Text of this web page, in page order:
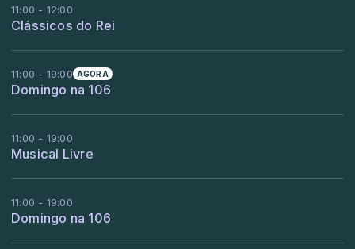
11:00 - 12:00
Clássicos do Rei
11:00 - 19:00 AGORA
Domingo na 106
11:00 - 19:00
Musical Livre
11:00 - 19:00
Domingo na 106